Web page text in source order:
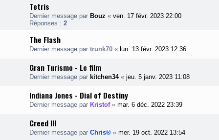
Tetris
Dernier message par Bouz « ven. 17 févr. 2023 22:00
Réponses : 2
The Flash
Dernier message par trunk70 « lun. 13 févr. 2023 12:36
Gran Turismo - Le film
Dernier message par kitchen34« jeu. 5 janv. 2023 11:08
Indiana Jones - Dial of Destiny
Dernier message par Kristof« mar. 6 déc. 2022 23:39
Creed III
Dernier message par Chris® « mer. 19 oct. 2022 13:54